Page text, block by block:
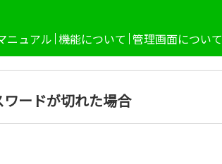
ニュアル 機能について 管理画面について
ードが切れた場合